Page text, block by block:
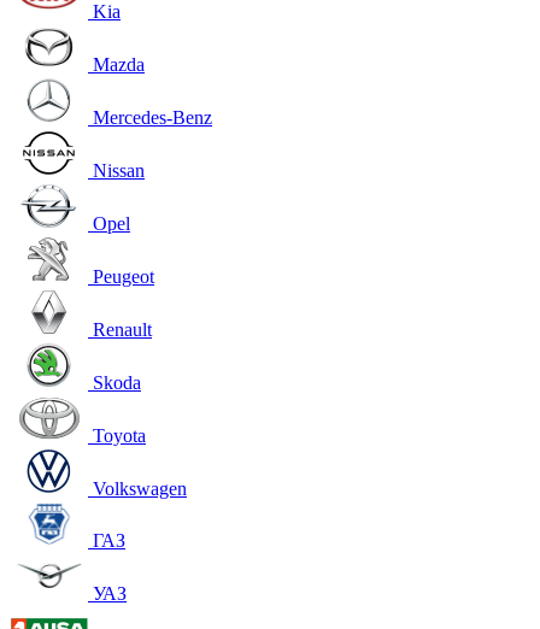
Kia
Mazda
Mercedes-Benz
Nissan
Opel
Peugeot
Renault
Skoda
Toyota
Volkswagen
ГАЗ
УАЗ